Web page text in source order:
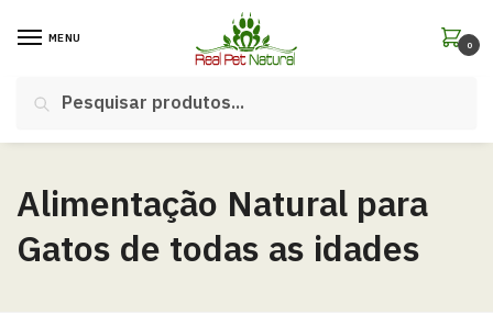
MENU
Pesquisar
0
Alimentação Natural para
Gatos de todas as idades